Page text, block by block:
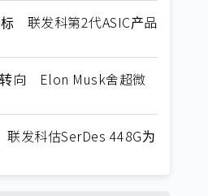
联发科第2代ASIC产品
转向 Elon Musk舍超微
发科估SerDes 448G为